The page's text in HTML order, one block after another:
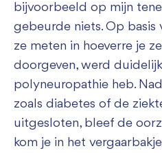
bijvoorbeeld op mijn
gebeurde niets. Op basis
ze meten in hoeverre je
doorgeven, werd
polyneuropathie heb.
zoals diabetes of de
uitgesloten, bleef de
kom je in het vergaarbakje